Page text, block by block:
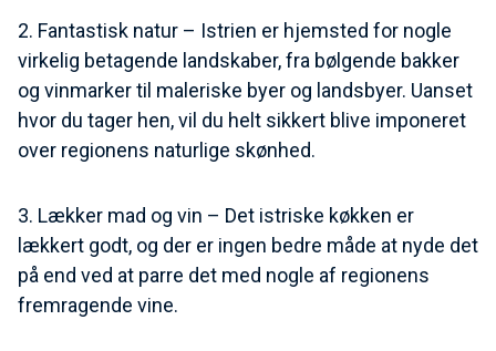
2. Fantastisk natur – Istrien er hjemsted for nogle
virkelig betagende landskaber, fra bølgende bakker
og vinmarker til maleriske byer og landsbyer. Uanset
hvor du tager hen, vil du helt sikkert blive imponeret
over regionens naturlige skønhed.
3. Lækker mad og vin – Det istriske køkken er
lækkert godt, og der er ingen bedre måde at nyde det
på end ved at parre det med nogle af regionens
fremragende vine.